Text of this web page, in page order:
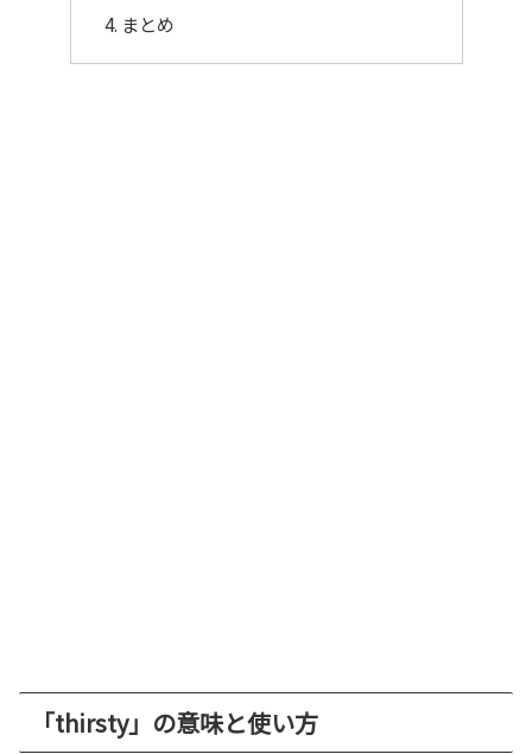
まとめ
「thirsty」の意味と使い方